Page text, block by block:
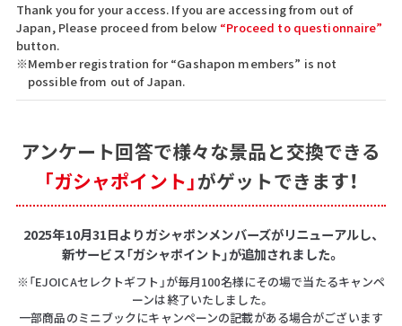
Thank you for your access. If you are accessing from out of
Japan, Please proceed from below “Proceed to questionnaire”
button.
※Member registration for “Gashapon members” is not
possible from out of Japan.
アンケート回答で様々な景品と交換できる
「ガシャポイント」がゲットできます！
2025年10月31日よりガシャポンメンバーズがリニューアルし、
新サービス「ガシャポイント」が追加されました。
※「EJOICAセレクトギフト」が毎月100名様にその場で当たるキャンペ
ーンは終了いたしました。
一部商品のミニブックにキャンペーンの記載がある場合がございます